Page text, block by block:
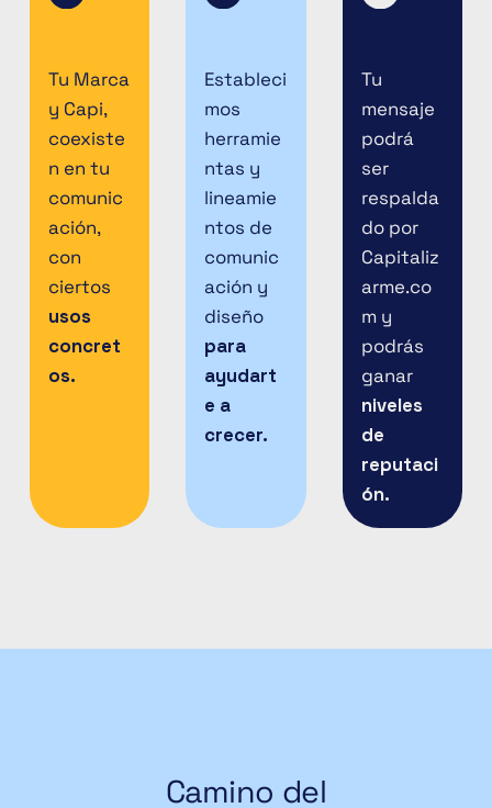
Tu Marca
y Capi,
coexiste
n en tu
comunic
ación,
con
ciertos
usos
concret
os.
Estableci
mos
herramie
ntas y
lineamie
ntos de
comunic
ación y
diseño
para
ayudart
e a
crecer.
Tu
mensaje
podrá
ser
respalda
do por
Capitaliz
arme.co
m y
podrás
ganar
niveles
de
reputaci
ón.
Camino del